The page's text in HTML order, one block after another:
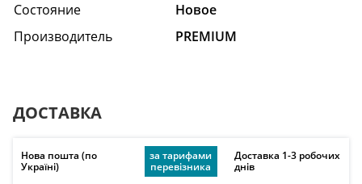
Состояние
Hовое
Производитель
PREMIUM
ДОСТАВКА
Нова пошта (по
Україні)
за тарифами
перевізника
Доставка 1-3 робочих
днів